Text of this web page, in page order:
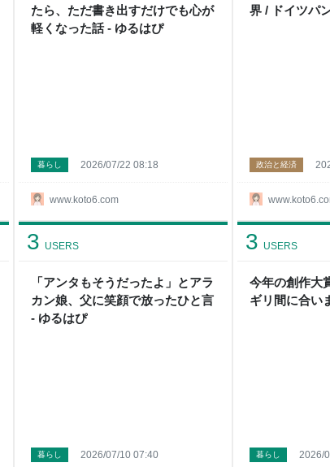
たら、ただ書き出すだけでも心が
軽くなった話 - ゆるはぴ
www.koto6.com
暮らし 2026/07/22 08:18
界 / ドイツパ
政治と経済
「アンタもそうだったよ」とアラ
カン娘、父に笑顔で放ったひと言
- ゆるはぴ
3 USERS
暮らし 2026/07/10 07:40
今年の創作大
ギリ間に合い
3 USERS
暮らし 2026/